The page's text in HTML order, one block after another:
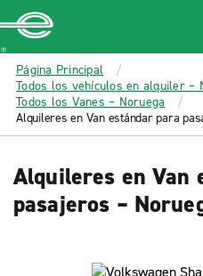
MAIN
CONTENT
Enterprise
Página Principal
Todos los vehículos en alquiler –
Todos los Vanes – Noruega
Alquileres en Van estándar para
Alquileres en Van
pasajeros –